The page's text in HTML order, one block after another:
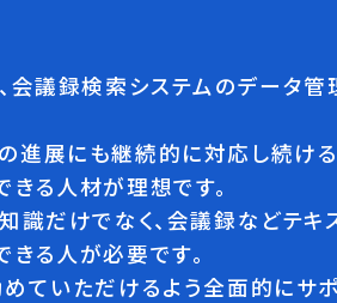
会議録検索システムのデータ
進展にも継続的に対応し続ける
る人材が理想です。
識だけでなく、会議録などテ
る人が必要です。
ていただけるよう全面的にサポ